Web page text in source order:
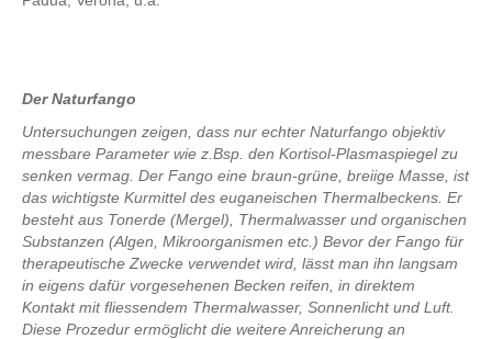
Der Naturfango
Untersuchungen zeigen, dass nur echter Naturfango objektiv
messbare Parameter wie z.Bsp. den Kortisol-Plasmaspiegel zu
senken vermag. Der Fango eine braun-grüne, breiige Masse, ist
das wichtigste Kurmittel des euganeischen Thermalbeckens. Er
besteht aus Tonerde (Mergel), Thermalwasser und organischen
Substanzen (Algen, Mikroorganismen etc.) Bevor der Fango für
therapeutische Zwecke verwendet wird, lässt man ihn langsam
in eigens dafür vorgesehenen Becken reifen, in direktem
Kontakt mit fliessendem Thermalwasser, Sonnenlicht und Luft.
Diese Prozedur ermöglicht die weitere Anreicherung an